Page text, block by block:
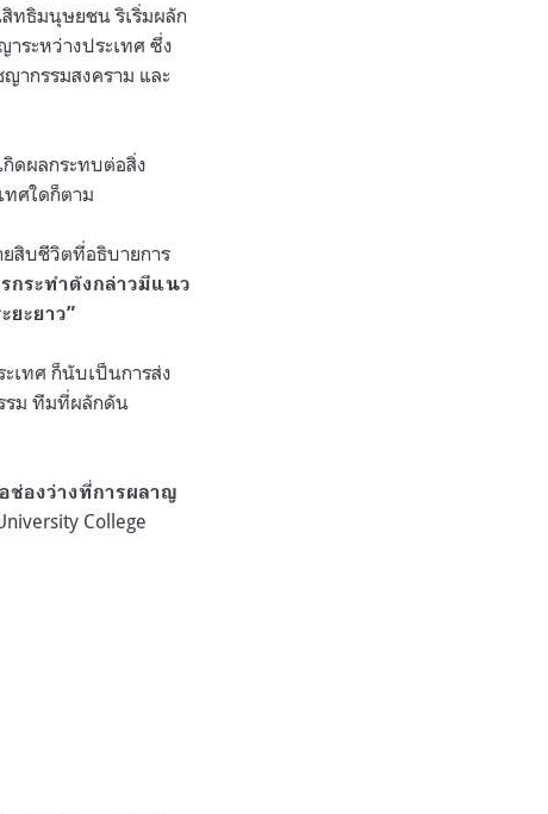
ทธิมนุษยชน ริเริ่มผลัก
ระหว่างประเทศ ซึ่ง
ากรรมสงคราม และ
กิดผลกระทบต่อสิ่ง
ทศใดก็ตาม
สิบชีวิตที่อธิบายการ
กระทำดังกล่าวมีแนว
ยะยาว”
เทศ ก็นับเป็นการส่ง
รม ทีมที่ผลักดัน
ช่องว่างที่การผลาญ
College